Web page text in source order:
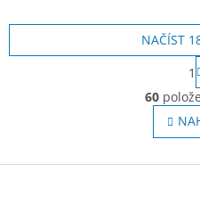
NAČÍST
1
60
Z